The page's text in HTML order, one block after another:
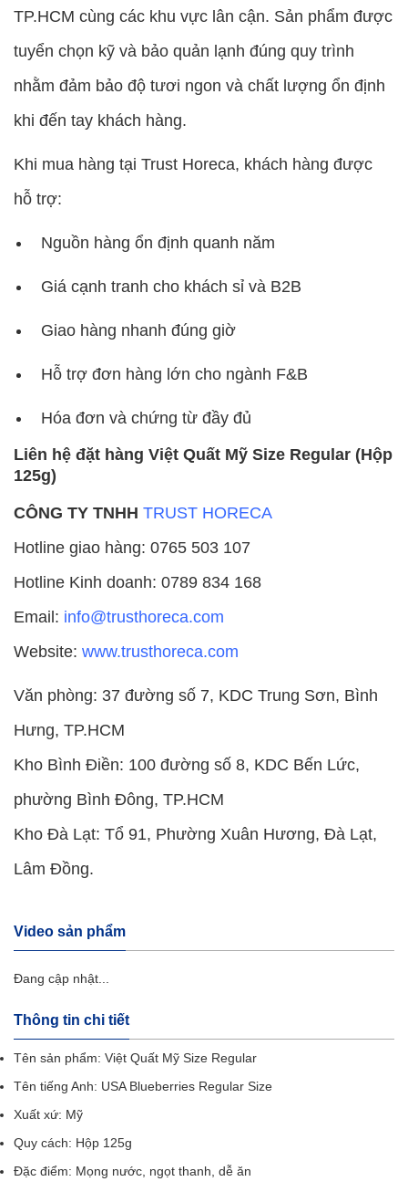
TP.HCM cùng các khu vực lân cận. Sản phẩm được
tuyển chọn kỹ và bảo quản lạnh đúng quy trình
nhằm đảm bảo độ tươi ngon và chất lượng ổn định
khi đến tay khách hàng.
Khi mua hàng tại Trust Horeca, khách hàng được
hỗ trợ:
Nguồn hàng ổn định quanh năm
Giá cạnh tranh cho khách sỉ và B2B
Giao hàng nhanh đúng giờ
Hỗ trợ đơn hàng lớn cho ngành F&B
Hóa đơn và chứng từ đầy đủ
Liên hệ đặt hàng Việt Quất Mỹ Size Regular (Hộp
125g)
CÔNG TY TNHH TRUST HORECA
Hotline giao hàng: 0765 503 107
Hotline Kinh doanh: 0789 834 168
Email: info@trusthoreca.com
Website: www.trusthoreca.com
Văn phòng: 37 đường số 7, KDC Trung Sơn, Bình
Hưng, TP.HCM
Kho Bình Điền: 100 đường số 8, KDC Bến Lức,
phường Bình Đông, TP.HCM
Kho Đà Lạt: Tổ 91, Phường Xuân Hương, Đà Lạt,
Lâm Đồng.
Video sản phẩm
Đang cập nhật...
Thông tin chi tiết
Tên sản phẩm: Việt Quất Mỹ Size Regular
Tên tiếng Anh: USA Blueberries Regular Size
Xuất xứ: Mỹ
Quy cách: Hộp 125g
Đặc điểm: Mọng nước, ngọt thanh, dễ ăn